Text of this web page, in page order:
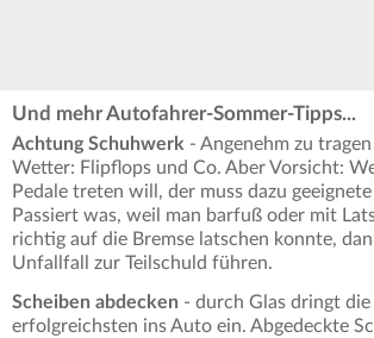
Und mehr Autofahrer-Sommer-Tipps...
Achtung Schuhwerk - Angenehm zu
Wetter: Flipflops und Co. Aber Vorsicht:
Pedale treten will, der muss dazu
Passiert was, weil man barfuß oder mit
richtig auf die Bremse latschen konnte,
Unfallfall zur Teilschuld führen.
Scheiben abdecken - durch Glas dringt die
erfolgreichsten ins Auto ein. Abgedeckte